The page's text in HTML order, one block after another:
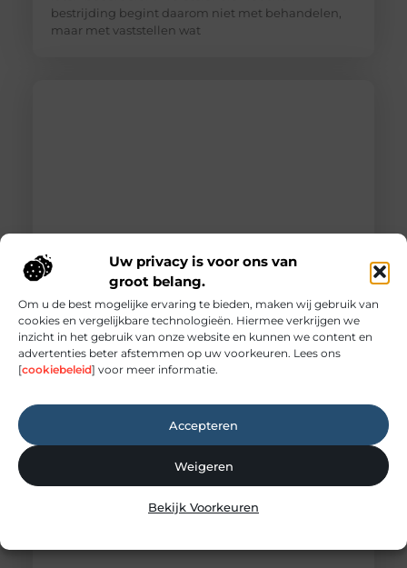
Uw privacy is voor ons van
groot belang.
Om u de best mogelijke ervaring te bieden, maken wij gebruik van
cookies en vergelijkbare technologieën. Hiermee verkrijgen we
inzicht in het gebruik van onze website en kunnen we content en
advertenties beter afstemmen op uw voorkeuren. Lees ons
[cookiebeleid] voor meer informatie.
Accepteren
Weigeren
Bekijk Voorkeuren
bestrijding begint daarom niet met behandelen,
maar met vaststellen wat
Praktische gids voor binnenklimaat en
buitenruimte
Creëer de perfecte harmonie tussen binnen en
buiten Een comfortabel huis is meer dan alleen
een dak boven ons hoofd; het is een toevluchtsoord
waar we tot rust komen. De kwaliteit van ons leven
wordt sterk beïnvloed door onze directe omgeving.
beschikking hebben,